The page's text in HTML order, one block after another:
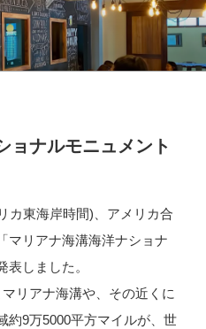
ョナルモニュメント
カ東海岸時間)、アメリカ合
マリアナ海溝海洋ナショナ
表しました。
リアナ海溝や、その近くに
約9万5000平方マイルが、世